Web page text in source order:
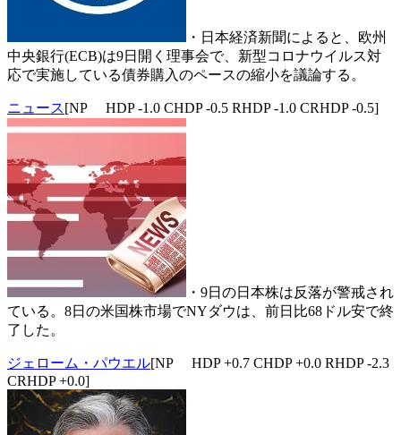
・日本経済新聞によると、欧州
中央銀行(ECB)は9日開く理事会で、新型コロナウイルス対
応で実施している債券購入のペースの縮小を議論する。
ニュース[NP HDP -1.0 CHDP -0.5 RHDP -1.0 CRHDP -0.5]
・9日の日本株は反落が警戒され
ている。8日の米国株市場でNYダウは、前日比68ドル安で終
了した。
ジェローム・パウエル[NP HDP +0.7 CHDP +0.0 RHDP -2.3
CRHDP +0.0]